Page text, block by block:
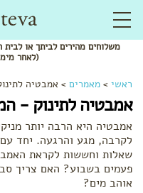
משלוחיםמהיריםלביתך או
(לאחר
ראשי > מאמרים > אמבטיה
אמבטיה לתינוק -
אמבטיה היא הרבה יותר
לקרבה, מגע והרגעה. יחד
שאלות וחששות לקראת
פעמים בשבוע? האם צריך
אוהב מים?